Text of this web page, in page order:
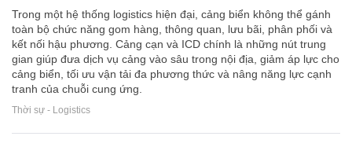
Trong một hệ thống logistics hiện đại, cảng biển không thể gánh
toàn bộ chức năng gom hàng, thông quan, lưu bãi, phân phối và
kết nối hậu phương. Cảng cạn và ICD chính là những nút trung
gian giúp đưa dịch vụ cảng vào sâu trong nội địa, giảm áp lực cho
cảng biển, tối ưu vận tải đa phương thức và nâng năng lực cạnh
tranh của chuỗi cung ứng.
Thời sự - Logistics